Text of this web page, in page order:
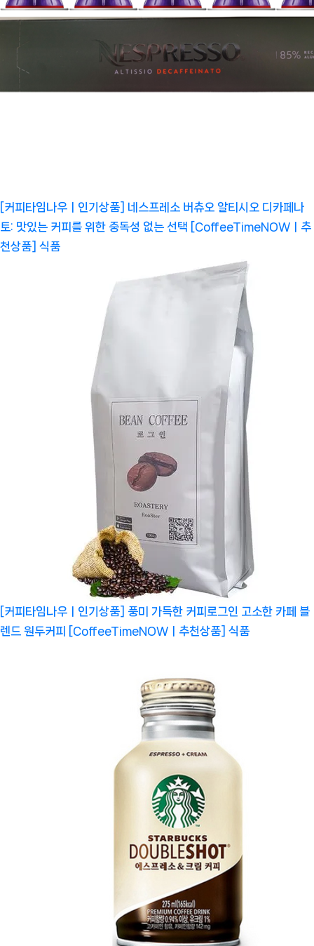
[커피타임나우ㅣ인기상품] 네스프레소 버츄오 알티시오 디카페나
토: 맛있는 커피를 위한 중독성 없는 선택 [CoffeeTimeNOWㅣ추
천상품] 식품
[커피타임나우ㅣ인기상품] 풍미 가득한 커피로그인 고소한 카페 블
렌드 원두커피 [CoffeeTimeNOWㅣ추천상품] 식품